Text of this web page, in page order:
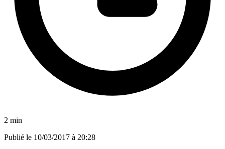
2 min
Publié le 10/03/2017 à 20:28